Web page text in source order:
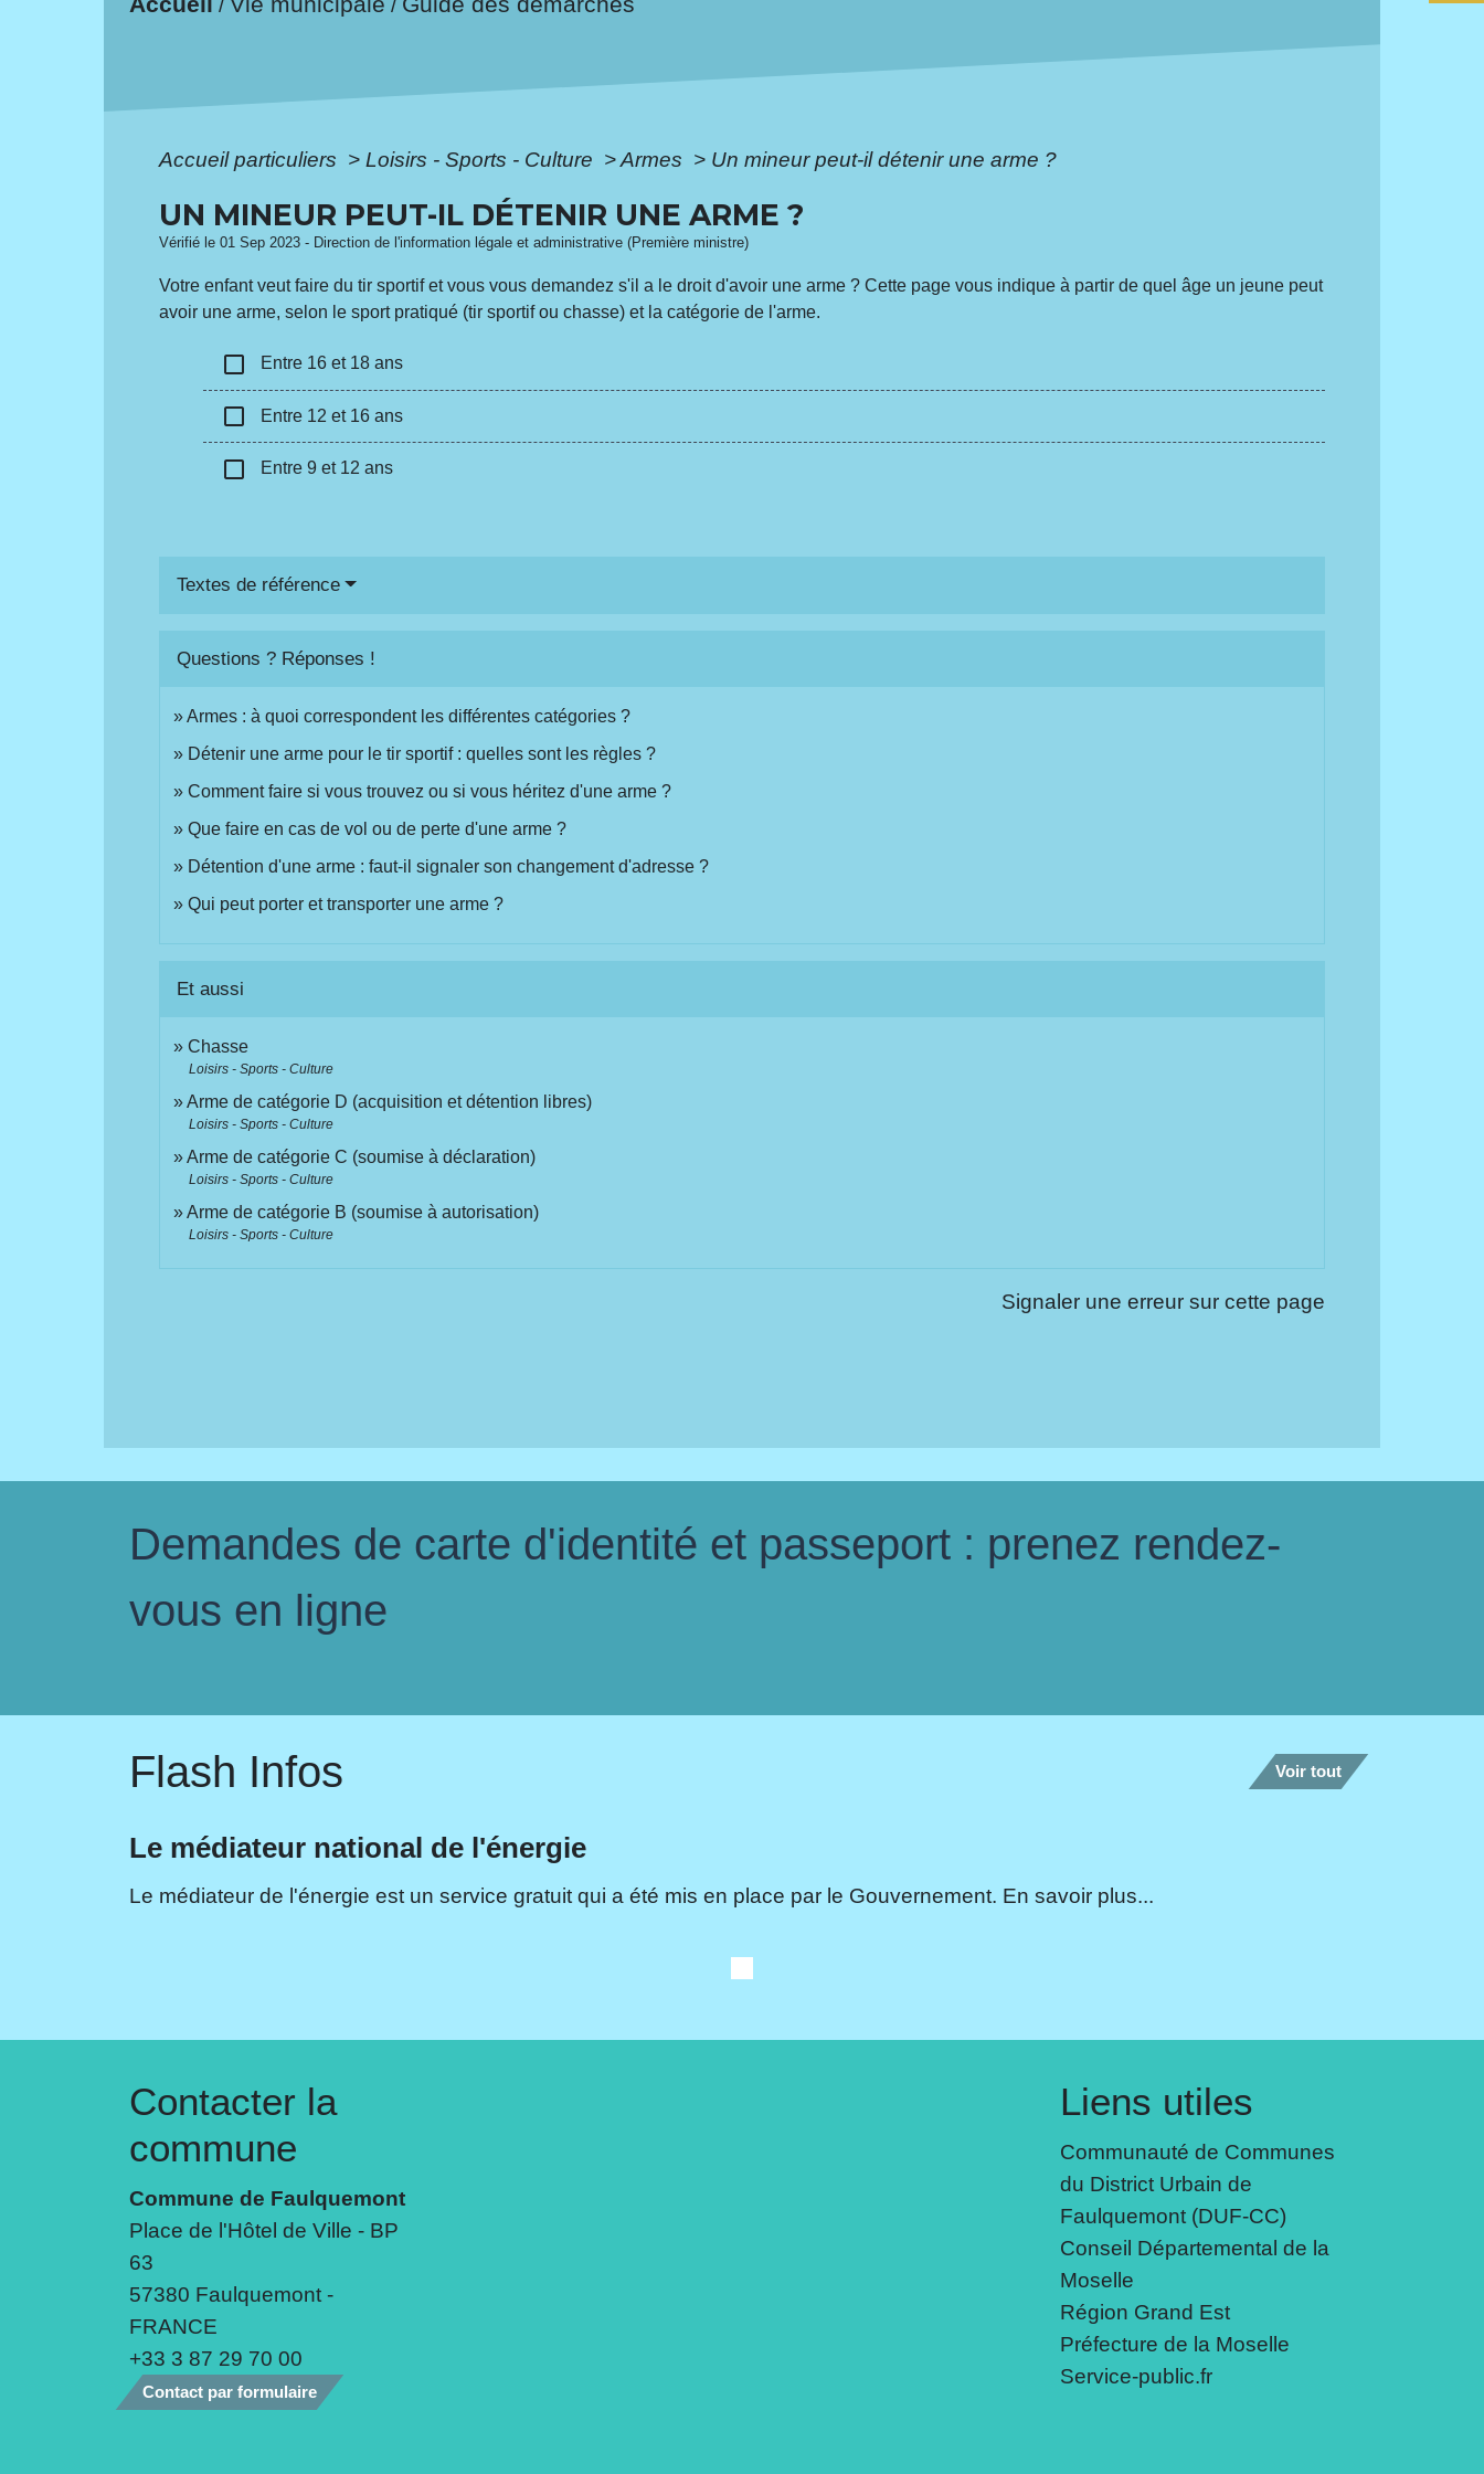
/ /
Accueil particuliers > Loisirs - Sports - Culture >Armes > Un mineur peut-il détenir une arme ?
UN MINEUR PEUT-IL DÉTENIR UNE ARME ?
Vérifié le 01 Sep 2023 - Direction de l'information légale et administrative (Première ministre)
Votre enfant veut faire du tir sportif et vous vous demandez s'il a le droit d'avoir une arme ? Cette page vous indique à partir de quel âge un jeune peut
avoir une arme, selon le sport pratiqué (tir sportif ou chasse) et la catégorie de l'arme.
check_box_outline_blank Entre 16 et 18 ans
check_box_outline_blank Entre 12 et 16 ans
check_box_outline_blank Entre 9 et 12 ans
Textes de référence
Questions ? Réponses !
Armes : à quoi correspondent les différentes catégories ?
Détenir une arme pour le tir sportif : quelles sont les règles ?
Comment faire si vous trouvez ou si vous héritez d'une arme ?
Que faire en cas de vol ou de perte d'une arme ?
Détention d'une arme : faut-il signaler son changement d'adresse ?
Qui peut porter et transporter une arme ?
Et aussi
Chasse
Loisirs - Sports - Culture
Arme de catégorie D (acquisition et détention libres)
Loisirs - Sports - Culture
Arme de catégorie C (soumise à déclaration)
Loisirs - Sports - Culture
Arme de catégorie B (soumise à autorisation)
Loisirs - Sports - Culture
Signaler une erreur sur cette page
Demandes de carte d'identité et passeport : prenez rendez-
vous en ligne
Flash Infos Voir tout
Le médiateur national de l'énergie
Le médiateur de l'énergie est un service gratuit qui a été mis en place par le Gouvernement. En savoir plus...
Contacter la
commune
Commune de Faulquemont
Place de l'Hôtel de Ville - BP
63
57380 Faulquemont -
FRANCE
+33 3 87 29 70 00
Contact par formulaire
Liens utiles
Communauté de Communes
du District Urbain de
Faulquemont (DUF-CC)
Conseil Départemental de la
Moselle
Région Grand Est
Préfecture de la Moselle
Service-public.fr